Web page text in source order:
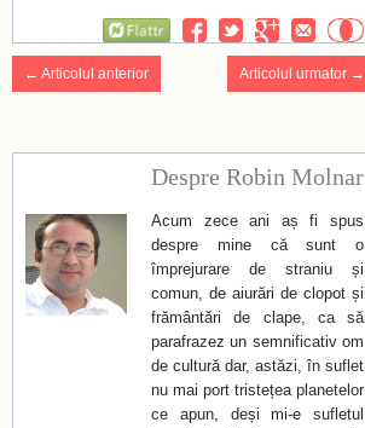
← Articolul anterior Articolul urmator →
Despre Robin Molnar
Acum zece ani aș fi spus
despre mine că sunt o
împrejurare de straniu și
comun, de aiurări de clopot și
frământări de clape, ca să
parafrazez un semnificativ om
de cultură dar, astăzi, în suflet
nu mai port tristețea planetelor
ce apun, deși mi-e sufletul